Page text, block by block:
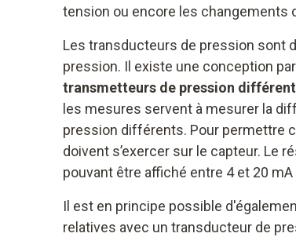
tension ou encore les changements
Les transducteurs de pression sont
pression. Il existe une conception
transmetteurs de pression
les mesures servent à mesurer la
pression différents. Pour permettre
doivent s’exercer sur le capteur. Le
pouvant être affiché entre 4 et 20
Il est en principe possible
relatives avec un transducteur de